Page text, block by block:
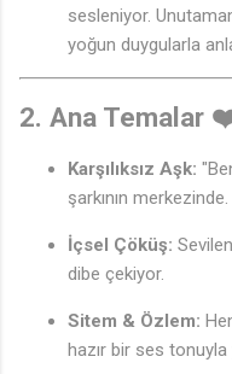
sesleniyor.
yoğun duygularla
2. Ana Temalar
Karşılıksız Aşk:
şarkının merkezinde.
İçsel Çöküş:
dibe çekiyor.
Sitem & Özlem:
hazır bir ses tonuyla